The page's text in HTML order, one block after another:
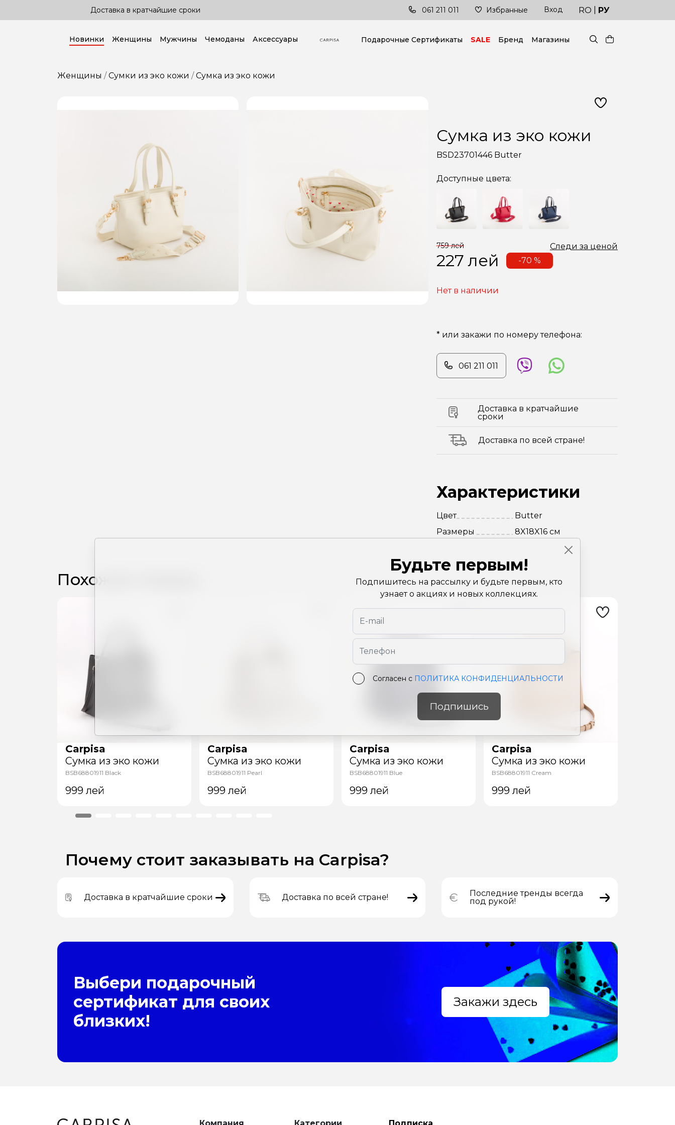
Доставка по всей стране! Последние тренды всегда под рукой! Доставка в кратчайшие сроки
061 211 011 Избранные Вход RO РУ
Новинки Женщины Мужчины Чемоданы Аксессуары Подарочные Cертификаты SALE Бренд Магазины
Женщины Сумки из эко кожи Сумка из эко кожи
Сумка из эко кожи
BSD23701446 Butter
Доступные цвета:
759 лей Следи за ценой
227лей -70 %
Нет в наличии
* или закажи по номеру телефона:
061 211 011
Доставка в кратчайшие
сроки
Доставка по всей стране!
Характеристики
Цвет
Butter
Размеры
8X18X16 см
Похожие товары
Carpisa
Сумка из эко кожи
BSB68801911 Black
999 лей
Carpisa
Сумка из эко кожи
BSB68801911 Pearl
999 лей
Carpisa
Сумка из эко кожи
BSB68801911 Blue
999 лей
Carpisa
Сумка из эко кожи
BSB68801911 Cream
999 лей
Почему стоит заказывать на Carpisa?
Доставка в кратчайшие сроки Доставка по всей стране!
Последние тренды всегда
под рукой!
Выбери подарочный
сертификат для своих
близких!
Закажи здесь
Будьте первым!
Подпишитесь на рассылку и будьте первым, кто
узнает о акциях и новых коллекциях.
Согласен с ПОЛИТИКА КОНФИДЕНЦИАЛЬНОСТИ
Подпишись